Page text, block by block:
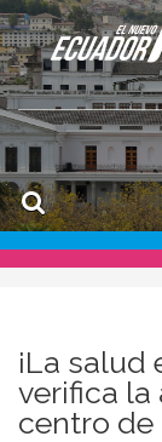
¡La
verifica la
centro de